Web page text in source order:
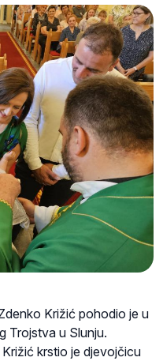
Križić pohodio je u
Trojstva u Slunju.
krstio je djevojčicu